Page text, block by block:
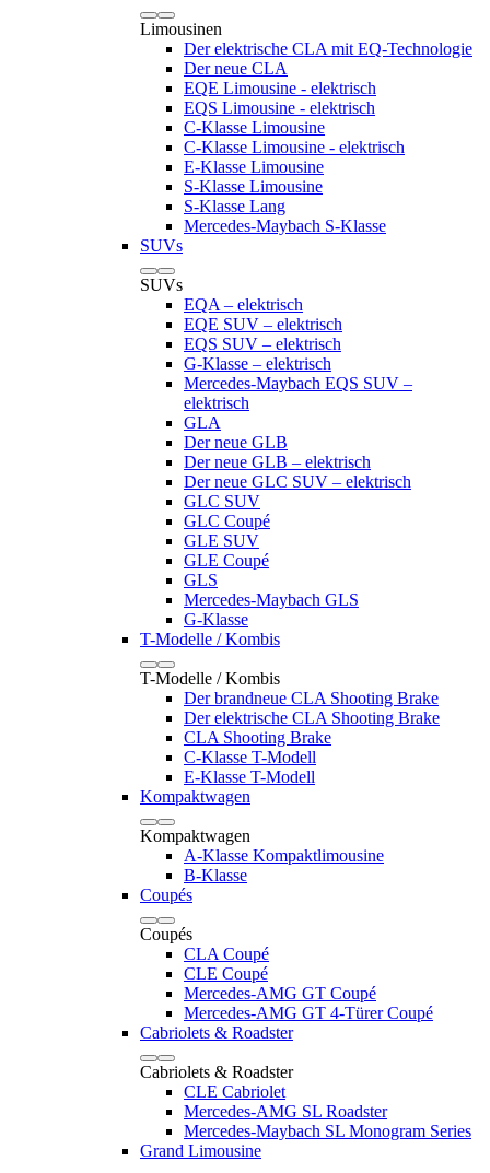
Limousinen
Der elektrische CLA mit EQ-Technologie
Der neue CLA
EQE Limousine - elektrisch
EQS Limousine - elektrisch
C-Klasse Limousine
C-Klasse Limousine - elektrisch
E-Klasse Limousine
S-Klasse Limousine
S-Klasse Lang
Mercedes-Maybach S-Klasse
SUVs
SUVs
EQA – elektrisch
EQE SUV – elektrisch
EQS SUV – elektrisch
G-Klasse – elektrisch
Mercedes-Maybach EQS SUV –
elektrisch
GLA
Der neue GLB
Der neue GLB – elektrisch
Der neue GLC SUV – elektrisch
GLC SUV
GLC Coupé
GLE SUV
GLE Coupé
GLS
Mercedes-Maybach GLS
G-Klasse
T-Modelle / Kombis
T-Modelle / Kombis
Der brandneue CLA Shooting Brake
Der elektrische CLA Shooting Brake
CLA Shooting Brake
C-Klasse T-Modell
E-Klasse T-Modell
Kompaktwagen
Kompaktwagen
A-Klasse Kompaktlimousine
B-Klasse
Coupés
Coupés
CLA Coupé
CLE Coupé
Mercedes-AMG GT Coupé
Mercedes-AMG GT 4-Türer Coupé
Cabriolets & Roadster
Cabriolets & Roadster
CLE Cabriolet
Mercedes-AMG SL Roadster
Mercedes-Maybach SL Monogram Series
Grand Limousine